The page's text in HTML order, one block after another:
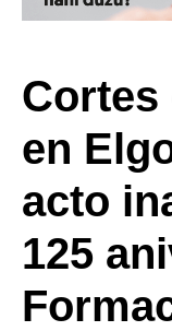
Cortes
en
acto
125